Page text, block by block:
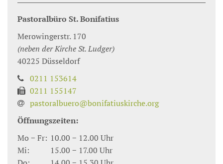
Pastoralbüro St. Bonifatius
Merowingerstr. 170
(neben der Kirche St. Ludger)
40225 Düsseldorf
0211 153614
0211 155147
pastoralbuero@bonifatiuskirche.org
Öffnungszeiten:
Mo − Fr: 10.00 − 12.00 Uhr
Mi:
15.00 − 17.00 Uhr